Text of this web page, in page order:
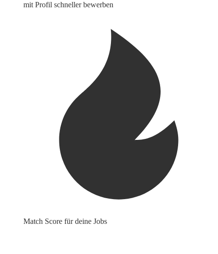
mit Profil schneller bewerben
Match Score für deine Jobs